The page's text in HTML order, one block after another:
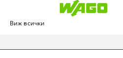
Виж всички